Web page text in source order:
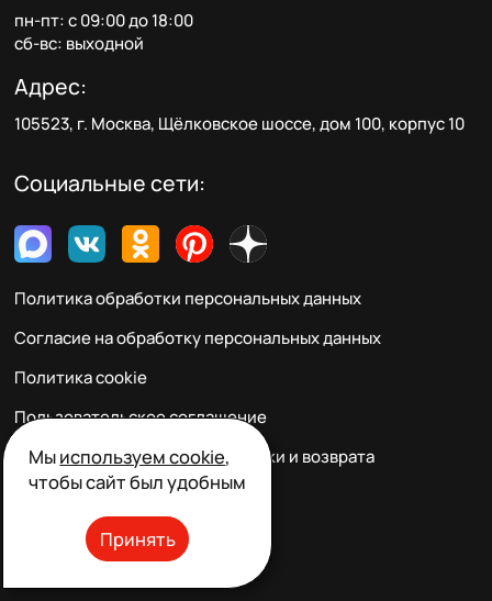
пн-пт: с 09:00 до 18:00
сб-вс: выходной
Адрес:
105523, г. Москва, Щёлковское шоссе, дом 100, корпус 10
Социальные сети:
Политика обработки персональных данных
Согласие на обработку персональных данных
Политика cookie
Пользовательское соглашение
Правила заказа, оплаты, доставки и возврата
Реквизиты и контакты
Мыиспользуем cookie,
чтобы сайт был удобным
Принять